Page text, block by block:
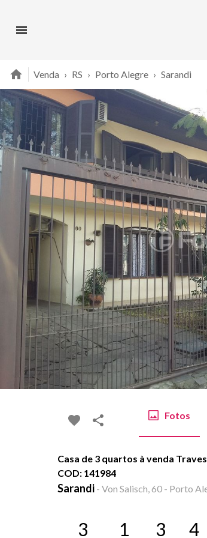
Venda › RS › Porto Alegre › Sarandi
Fotos
Casa de 3 quartos à venda
COD: 141984
Sarandi - Von Salisch, 60 - Porto
3 1 3 4